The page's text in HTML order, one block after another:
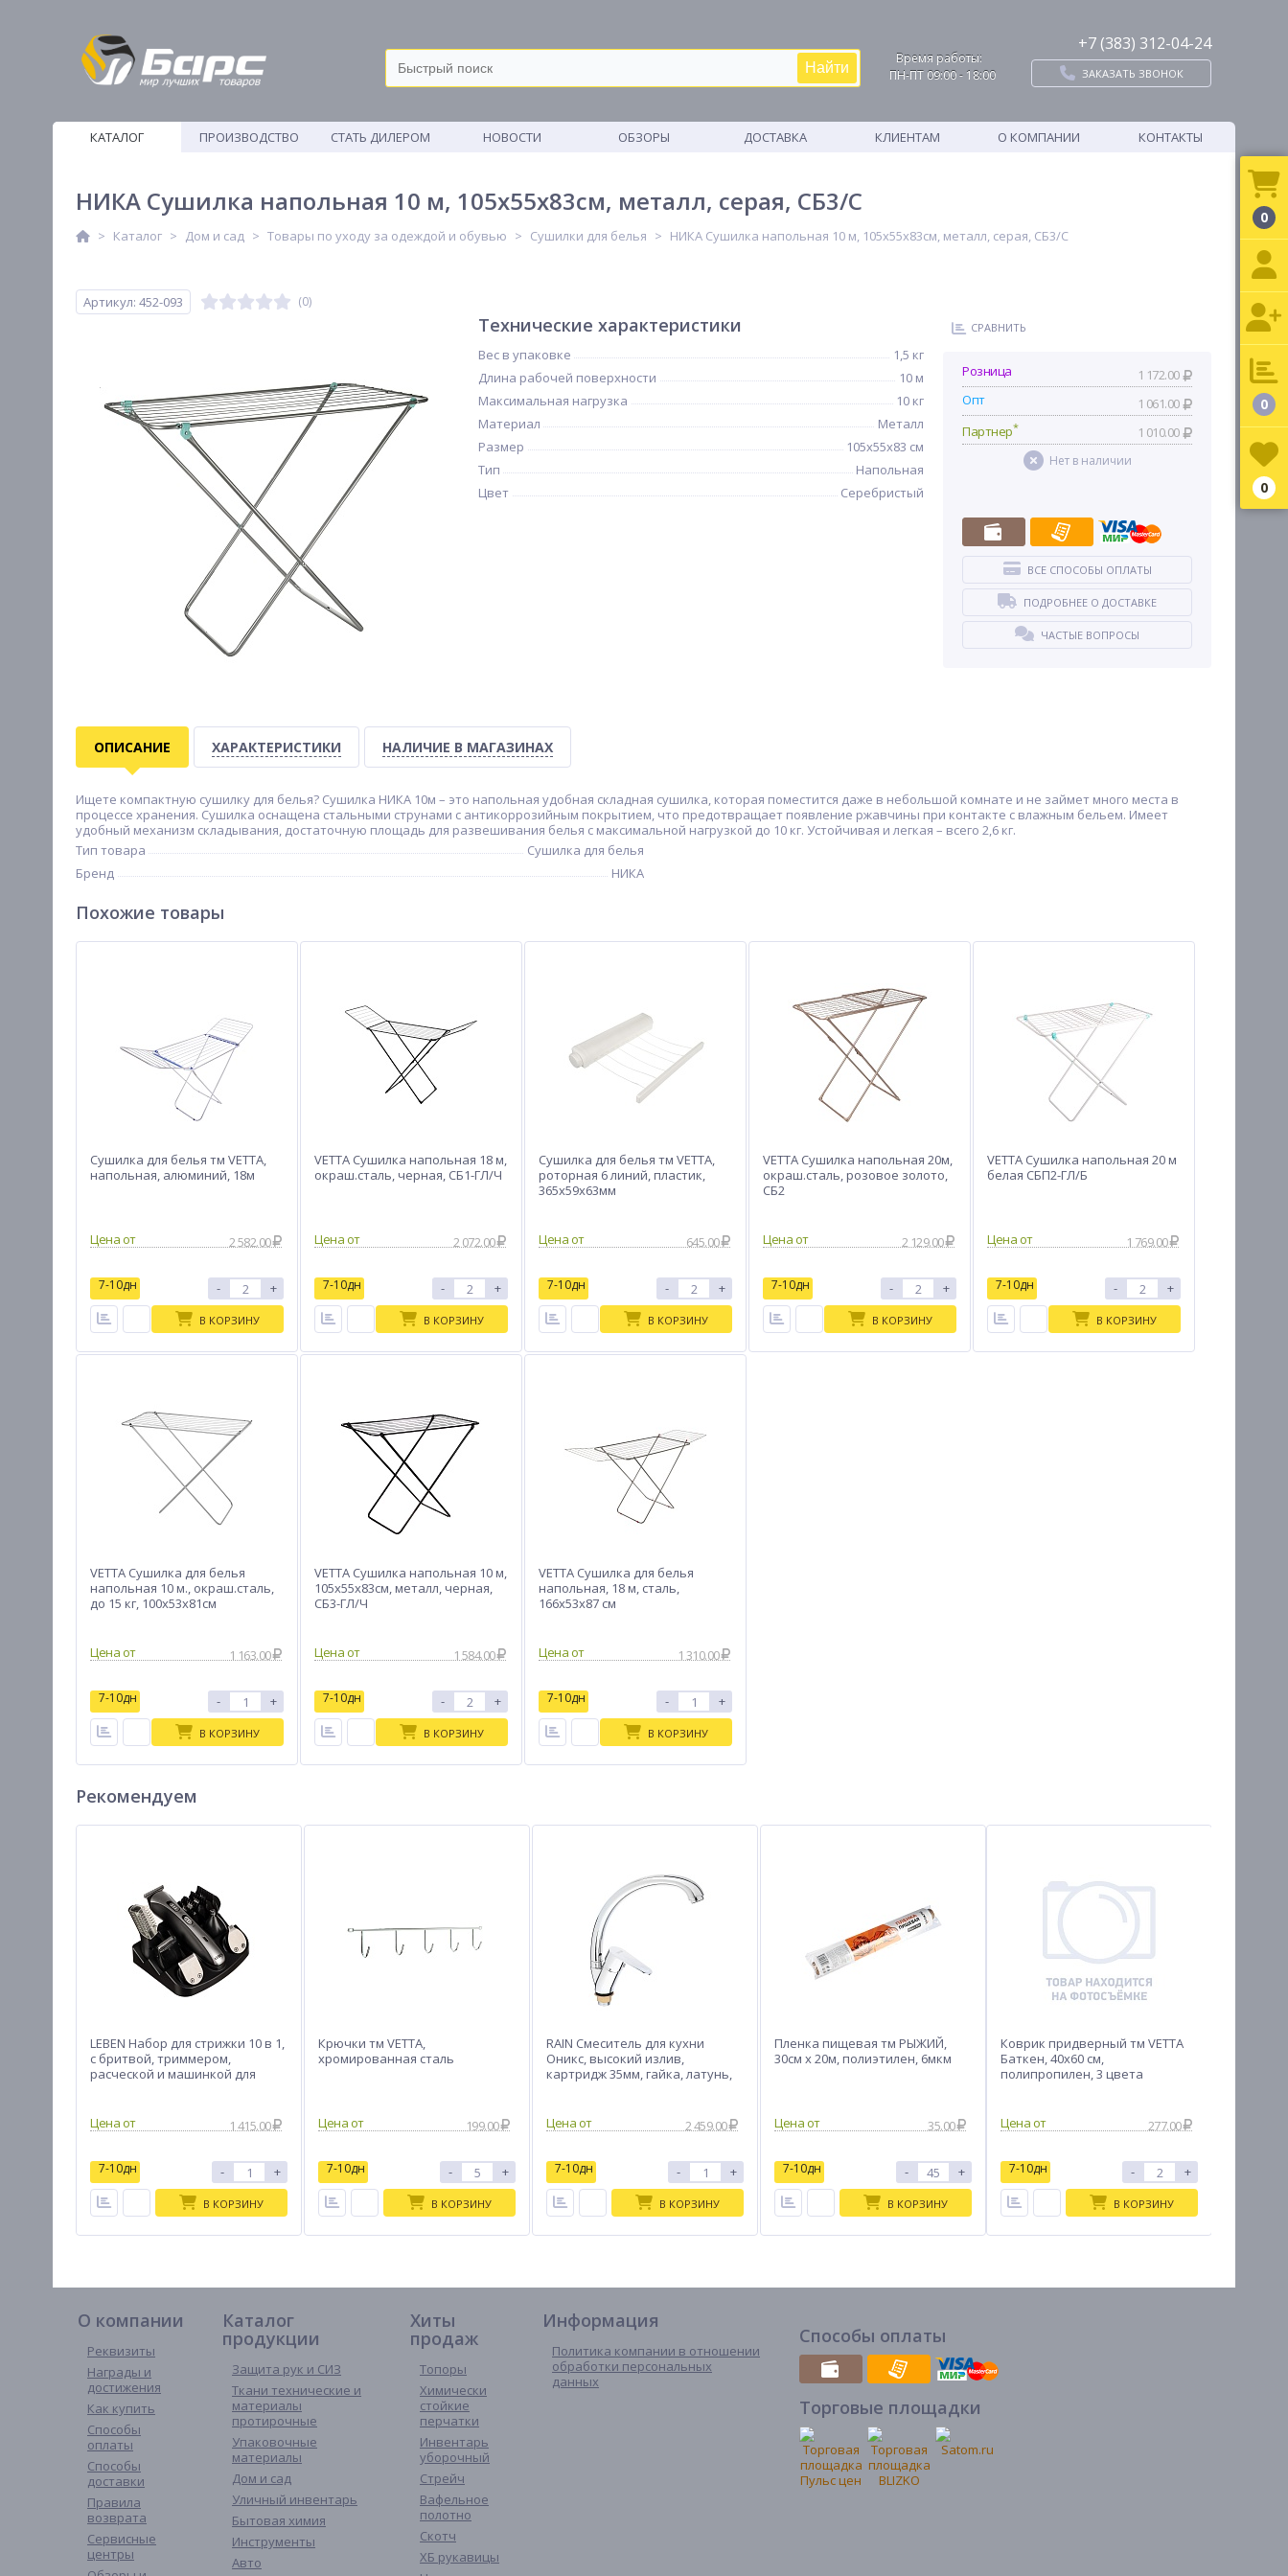
Найти
Время работы:
ПН-ПТ 09:00 - 18:00
+7 (383) 312-04-24
ЗАКАЗАТЬ ЗВОНОК
КАТАЛОГ
ПРОИЗВОДСТВО
СТАТЬ ДИЛЕРОМ НОВОСТИ ОБЗОРЫ ДОСТАВКА КЛИЕНТАМ О КОМПАНИИ КОНТАКТЫ
НИКА Сушилка напольная 10 м, 105х55х83см, металл, серая, СБ3/С
Каталог Дом и сад Товары по уходу за одеждой и обувью Сушилки для белья НИКА Сушилка напольная 10 м, 105х55х83см, металл, серая, СБ3/С
Артикул: 452-093 (0)
Технические характеристики
Вес в упаковке
1,5 кг
Длина рабочей поверхности
10 м
Максимальная нагрузка
10 кг
Материал
Металл
Размер
105х55х83 см
Тип
Напольная
Цвет
Серебристый
СРАВНИТЬ
Розница
1 172.00
Опт
1 061.00
Партнер* 1 010.00
Нет в наличии
ВСЕ СПОСОБЫ ОПЛАТЫ
ПОДРОБНЕЕ О ДОСТАВКЕ
ЧАСТЫЕ ВОПРОСЫ
ОПИСАНИЕ ХАРАКТЕРИСТИКИ НАЛИЧИЕ В МАГАЗИНАХ
Ищете компактную сушилку для белья? Сушилка НИКА 10м – это напольная удобная складная сушилка, которая поместится даже в небольшой комнате и не займет много места в
процессе хранения. Сушилка оснащена стальными струнами с антикоррозийным покрытием, что предотвращает появление ржавчины при контакте с влажным бельем. Имеет
удобный механизм складывания, достаточную площадь для развешивания белья с максимальной нагрузкой до 10 кг. Устойчивая и легкая – всего 2,6 кг.
Тип товара
Сушилка для белья
Бренд
НИКА
Похожие товары
Сушилка для белья тм VETTA,
напольная, алюминий, 18м
Цена от 2 582.00
7-10дн - +
В КОРЗИНУ
VETTA Сушилка напольная 18 м,
окраш.сталь, черная, СБ1-ГЛ/Ч
Цена от 2 072.00
7-10дн - +
В КОРЗИНУ
Сушилка для белья тм VETTA,
роторная 6 линий, пластик,
365х59х63мм
Цена от 645.00
7-10дн - +
В КОРЗИНУ
VETTA Сушилка напольная 20м,
окраш.сталь, розовое золото,
СБ2
Цена от 2 129.00
7-10дн - +
В КОРЗИНУ
VETTA Сушилка напольная 20 м
белая СБП2-ГЛ/Б
Цена от 1 769.00
7-10дн - +
В КОРЗИНУ
VETTA Сушилка для белья
напольная 10 м., окраш.сталь,
до 15 кг, 100х53х81см
Цена от 1 163.00
7-10дн - +
В КОРЗИНУ
VETTA Сушилка напольная 10 м,
105х55х83см, металл, черная,
СБ3-ГЛ/Ч
Цена от 1 584.00
7-10дн - +
В КОРЗИНУ
VETTA Сушилка для белья
напольная, 18 м, сталь,
166х53х87 см
Цена от 1 310.00
7-10дн - +
В КОРЗИНУ
Рекомендуем
LEBEN Набор для стрижки 10 в 1,
с бритвой, триммером,
расческой и машинкой для
1 415.00
7-10дн - +
В КОРЗИНУ
Крючки тм VETTA,
хромированная сталь
199.00
7-10дн - +
В КОРЗИНУ
RAIN Смеситель для кухни
Оникс, высокий излив,
картридж 35мм, гайка, латунь,
2 459.00
7-10дн - +
В КОРЗИНУ
Пленка пищевая тм РЫЖИЙ,
30см x 20м, полиэтилен, 6мкм
35.00
7-10дн - +
В КОРЗИНУ
Коврик придверный тм VETTA
Баткен, 40x60 см,
полипропилен, 3 цвета
277.00
7-10дн - +
В КОРЗИНУ
О компании
Реквизиты
Награды и
достижения
Как купить
Способы
оплаты
Способы
доставки
Правила
возврата
Сервисные
центры
Каталог
продукции
Защита рук и СИЗ
Ткани технические и
материалы
протирочные
Упаковочные
материалы
Дом и сад
Уличный инвентарь
Бытовая химия
Инструменты
Авто
Хиты
продаж
Топоры
Химически
стойкие
перчатки
Инвентарь
уборочный
Стрейч
Вафельное
полотно
Скотч
ХБ рукавицы
Информация
Политика компании в отношении
обработки персональных
данных
Способы оплаты
Торговые площадки
0
0
0